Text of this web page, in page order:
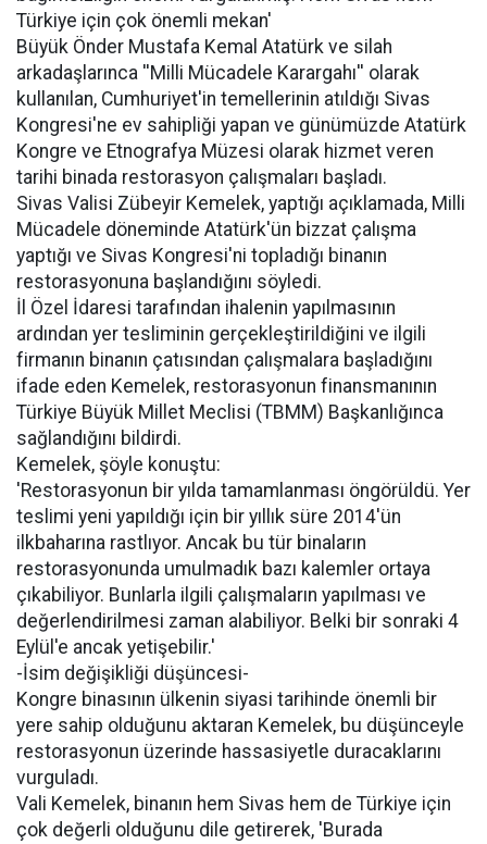
Türkiye için çok önemli mekan'
Büyük Önder Mustafa Kemal Atatürk ve silah
arkadaşlarınca ''Milli Mücadele Karargahı'' olarak
kullanılan, Cumhuriyet'in temellerinin atıldığı Sivas
Kongresi'ne ev sahipliği yapan ve günümüzde Atatürk
Kongre ve Etnografya Müzesi olarak hizmet veren
tarihi binada restorasyon çalışmaları başladı.
Sivas Valisi Zübeyir Kemelek, yaptığı açıklamada, Milli
Mücadele döneminde Atatürk'ün bizzat çalışma
yaptığı ve Sivas Kongresi'ni topladığı binanın
restorasyonuna başlandığını söyledi.
İl Özel İdaresi tarafından ihalenin yapılmasının
ardından yer tesliminin gerçekleştirildiğini ve ilgili
firmanın binanın çatısından çalışmalara başladığını
ifade eden Kemelek, restorasyonun finansmanının
Türkiye Büyük Millet Meclisi (TBMM) Başkanlığınca
sağlandığını bildirdi.
Kemelek, şöyle konuştu:
'Restorasyonun bir yılda tamamlanması öngörüldü. Yer
teslimi yeni yapıldığı için bir yıllık süre 2014'ün
ilkbaharına rastlıyor. Ancak bu tür binaların
restorasyonunda umulmadık bazı kalemler ortaya
çıkabiliyor. Bunlarla ilgili çalışmaların yapılması ve
değerlendirilmesi zaman alabiliyor. Belki bir sonraki 4
Eylül'e ancak yetişebilir.'
-İsim değişikliği düşüncesi-
Kongre binasının ülkenin siyasi tarihinde önemli bir
yere sahip olduğunu aktaran Kemelek, bu düşünceyle
restorasyonun üzerinde hassasiyetle duracaklarını
vurguladı.
Vali Kemelek, binanın hem Sivas hem de Türkiye için
çok değerli olduğunu dile getirerek, 'Burada